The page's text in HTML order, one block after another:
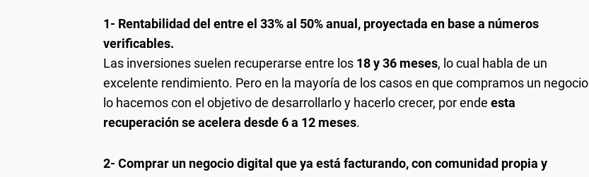
1- Rentabilidad del entre el 33% al 50% anual, proyectada en base a números
verificables.
Las inversiones suelen recuperarse entre los 18 y 36 meses, lo cual habla de un
excelente rendimiento. Pero en la mayoría de los casos en que compramos un negocio
lo hacemos con el objetivo de desarrollarlo y hacerlo crecer, por ende esta
recuperación se acelera desde 6 a 12 meses.
2- Comprar un negocio digital que ya está facturando, con comunidad propia y